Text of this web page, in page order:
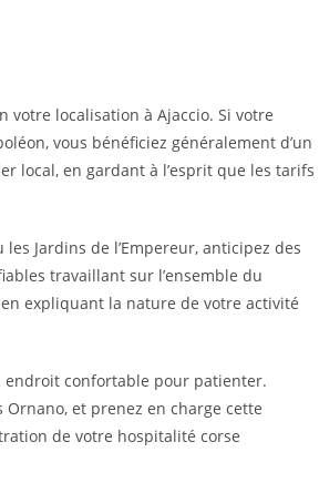
localisation à Ajaccio. Si votre
vous bénéficiez généralement d’un
local, en gardant à l’esprit que les tarifs
Jardins de l’Empereur, anticipez des
travaillant sur l’ensemble du
expliquant la nature de votre activité
endroit confortable pour patienter.
et prenez en charge cette
de votre hospitalité corse